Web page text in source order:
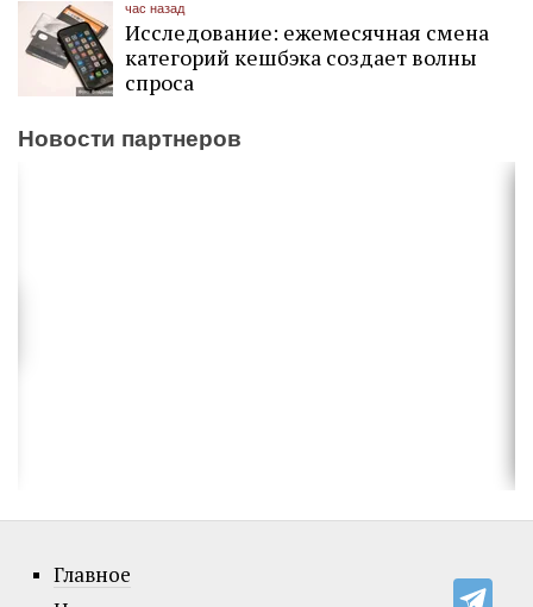
час назад
Исследование: ежемесячная смена
категорий кешбэка создает волны
спроса
Новости партнеров
Главное